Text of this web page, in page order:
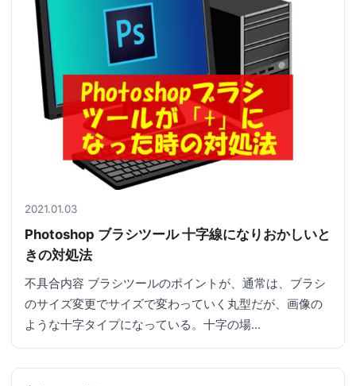
2021.01.03
Photoshop ブラシツール 十字線になりおかしいと
きの対処法
不具合内容 ブラシツールのポイントが、通常は、ブラシ
のサイズ変更でサイズで変わっていく丸型だが、画像の
ような十字タイプになっている。十字の場…